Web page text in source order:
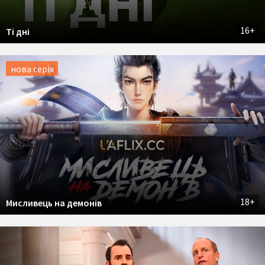
16+
Ті дні
нова серія
18+
Мисливець на демонів